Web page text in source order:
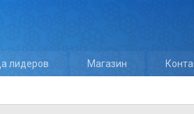
лидеров Магазин